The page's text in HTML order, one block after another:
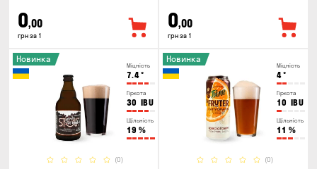
0,00
грн за 1
0,00
грн за 1
Міцність
7.4°
Гіркота
30 IBU
Щільність
19 %
(0)
Новинка
Міцність
4°
Гіркота
10 IBU
Щільність
11 %
(0)
Новинка